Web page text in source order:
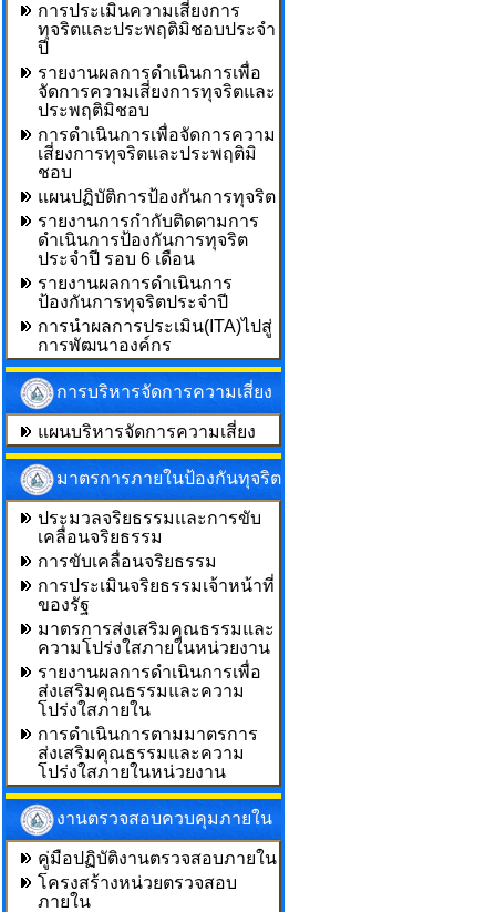
การประเมินความเสี่ยงการ
ทุจริตและประพฤติมิชอบประจำ
ปี
รายงานผลการดำเนินการเพื่อ
จัดการความเสี่ยงการทุจริตและ
ประพฤติมิชอบ
การดำเนินการเพื่อจัดการความ
เสี่ยงการทุจริตและประพฤติมิ
ชอบ
แผนปฏิบัติการป้องกันการทุจริต
รายงานการกำกับติดตามการ
ดำเนินการป้องกันการทุจริต
ประจำปี รอบ 6 เดือน
รายงานผลการดำเนินการ
ป้องกันการทุจริตประจำปี
การนำผลการประเมิน(ITA)ไปสู่
การพัฒนาองค์กร
การบริหารจัดการความเสี่ยง
แผนบริหารจัดการความเสี่ยง
มาตรการภายในป้องกันทุจริต
ประมวลจริยธรรมและการขับ
เคลื่อนจริยธรรม
การขับเคลื่อนจริยธรรม
การประเมินจริยธรรมเจ้าหน้าที่
ของรัฐ
มาตรการส่งเสริมคุณธรรมและ
ความโปร่งใสภายในหน่วยงาน
รายงานผลการดำเนินการเพื่อ
ส่งเสริมคุณธรรมและความ
โปร่งใสภายใน
การดำเนินการตามมาตรการ
ส่งเสริมคุณธรรมและความ
โปร่งใสภายในหน่วยงาน
งานตรวจสอบควบคุมภายใน
คู่มือปฏิบัติงานตรวจสอบภายใน
โครงสร้างหน่วยตรวจสอบ
ภายใน